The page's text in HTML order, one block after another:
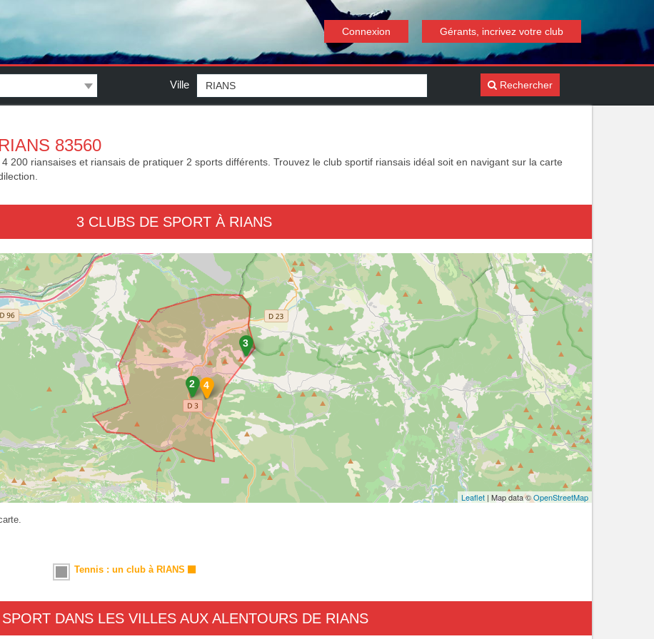
Connexion Gérants, incrivez votre club
Ville Rechercher
83560
200 riansaises et riansais de pratiquer 2 sports différents. Trouvez le club sportif riansais idéal soit en navigant sur la carte
3 CLUBS DE SPORT À RIANS
Leaflet | Map data ©OpenStreetMap
Tennis : un club à RIANS
DANS LES VILLES AUX ALENTOURS DE RIANS